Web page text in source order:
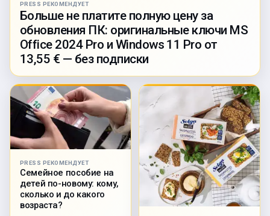
PRESS РЕКОМЕНДУЕТ
Больше не платите полную цену за
обновления ПК: оригинальные ключи MS
Office 2024 Pro и Windows 11 Pro от
13,55 € — без подписки
PRESS РЕКОМЕНДУЕТ
Семейное пособие на
детей по-новому: кому,
сколько и до какого
возраста?